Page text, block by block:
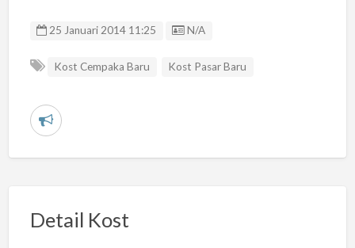
25 Januari 2014 11:25 Listing ID
N/A
Kost Cempaka Baru Kost Pasar Baru
L
r
Detail Kost